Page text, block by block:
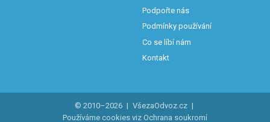
Podpořte nás
Podmínky používání
Co se líbí nám
Kontakt
© 2010–2026 | VšezaOdvoz.cz |
Používáme cookies viz Ochrana soukromí